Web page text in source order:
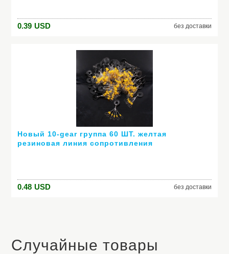
0.39 USD без доставки
Новый 10-gear группа 60 ШТ. желтая
резиновая линия сопротивления
0.48 USD без доставки
Случайные товары